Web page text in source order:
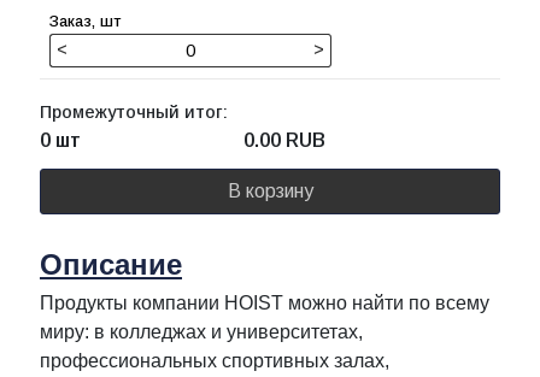
< >
Промежуточный итог:
0 шт 0.00 RUB
В корзину
Описание
Продукты компании HOIST можно найти по всему
миру: в колледжах и университетах,
профессиональных спортивных залах,